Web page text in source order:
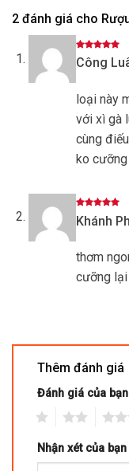
2 đánh giá cho
Được xếp
hạng55
Công
loại này
với xì gà
cùng
ko
Được xếp
hạng55
Khánh
thơm
cưỡng lại
Thêm đánh giá
Đánh giá của bạn
Nhận xét của bạn